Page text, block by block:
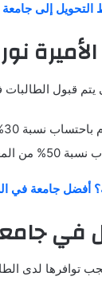
إلى جامعة
قبول
التراكمي + نسبة 30% من اختبارات القدرات + 40% من الاختبار التحصيلي.
+ نسبة 25% من الاختبارات التحصيلية.
أفضل جامعة في
في
توافرها لدى